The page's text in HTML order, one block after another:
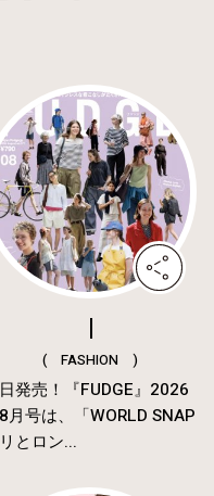
( FASHION )
発売！『FUDGE』2026
月号は、「WORLD SNAP
とロン...